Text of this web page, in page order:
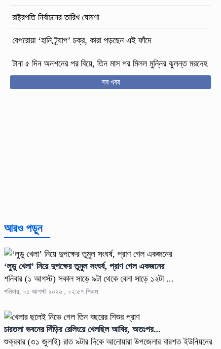
রাষ্ট্রপতি নির্বাচনের তারিখ ঘোষণা
বেপরোয়া ‘হানি ট্র্যাপ’ চক্র, কারা পড়ছেন এই ফাঁদে
টানা ৫ দিন অনশনের পর বিয়ে, তিন মাস পর মিলল মুন্নির ঝুলন্ত মরদেহ
সব খবর
আরও পড়ুন
‘লুডু খেলা’ নিয়ে দুপক্ষের তুমুল সংঘর্ষ, প্রাণ গেল একজনের
শনিবার (১ আগস্ট) সকাল সাড়ে ৯টা থেকে বেলা সাড়ে ১২টা ...
শনিবার, ০১ আগস্ট ২০২৬ , ০২:৫৭ পিএম
চারতলা ভবনের সিঁড়ির রেলিংয়ে খেলছিল আবির, অতঃপর...
শুক্রবার (৩১ জুলাই) রাত ৯টার দিকে আনোয়ারা উপজেলার বারশত ইউনিয়নের